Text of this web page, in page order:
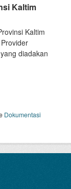
Kaltim
Kaltim
diadakan
Dokumentasi